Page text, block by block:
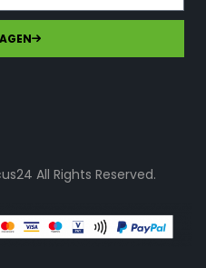
All Rights Reserved.